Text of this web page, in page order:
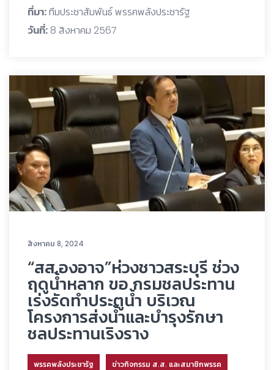
ที่มา:ทีมประชาสัมพันธ์ พรรคพลังประชารัฐ
วันที่: 8 สิงหาคม 2567
สิงหาคม 8, 2024
“สส.องอาจ”ห่วงชาวสระบุรี ช่วง
ฤดูน้ำหลาก ขอ กรมชลประทาน
เร่งรัดทำประตูน้ำ บริเวณ
โครงการส่งน้ำและบำรุงรักษา
ชลประทานเริงราง
พรรคพลังประชารัฐ ข่าวกิจกรรม ส.ส. และสมาชิกพรรค